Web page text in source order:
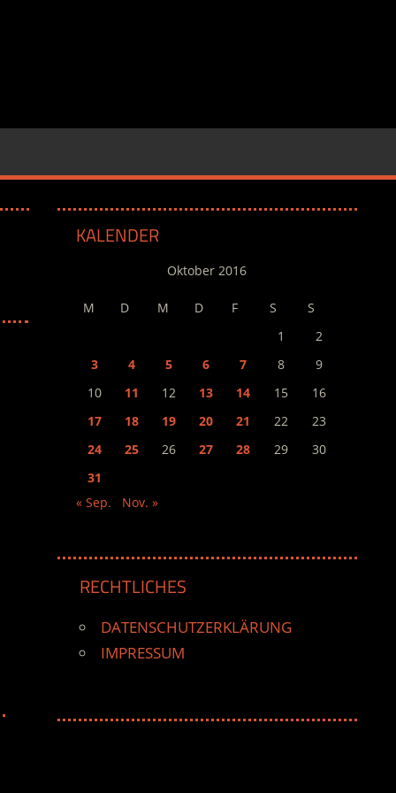
KALENDER
Oktober 2016
M D M D F S
S
1
2
3
4 5 6 7 8
9
10
11 12 13 14 15
16
17
18 19 20 21 22
23
24
25 26 27 28 29
30
31
« Sep.
Nov. »
RECHTLICHES
DATENSCHUTZERKLÄRUNG
IMPRESSUM